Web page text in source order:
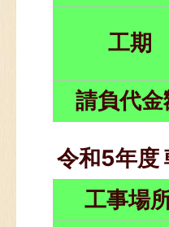
工期
請負代金
令和5年度
工事場